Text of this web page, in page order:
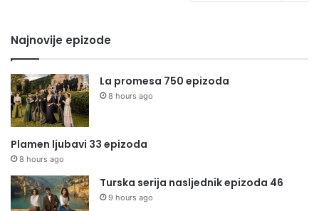
Najnovije epizode
La promesa 750 epizoda
8 hours ago
Plamen ljubavi 33 epizoda
8 hours ago
Turska serija nasljednik epizoda 46
9 hours ago